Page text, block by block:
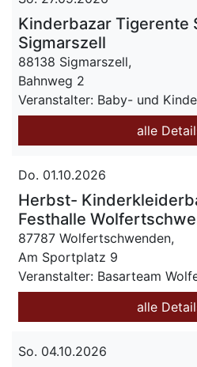
Kinderbazar Tigerente
Sigmarszell
88138 Sigmarszell,
Bahnweg 2
Veranstalter: Baby- und
alle
Do. 01.10.2026
Herbst-
Festhalle
87787 Wolfertschwenden,
Am Sportplatz 9
Veranstalter: Basarteam
alle
So. 04.10.2026